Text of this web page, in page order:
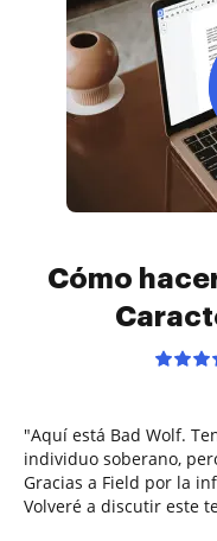
Cómo
"Aquí está Bad Wolf.
individuo soberano,
Gracias a Field por la
Volveré a discutir este